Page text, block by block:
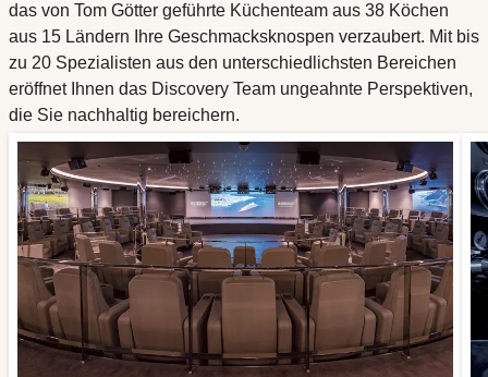
das von Tom Götter geführte Küchenteam aus 38 Köchen
aus 15 Ländern Ihre Geschmacksknospen verzaubert. Mit bis
zu 20 Spezialisten aus den unterschiedlichsten Bereichen
eröffnet Ihnen das Discovery Team ungeahnte Perspektiven,
die Sie nachhaltig bereichern.